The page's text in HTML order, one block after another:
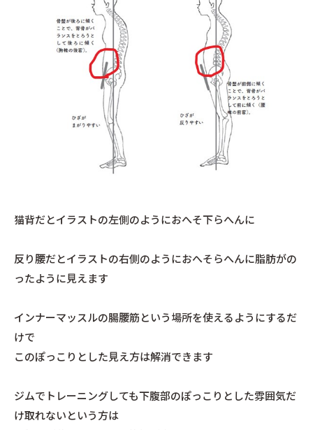
猫背だとイラストの左側のようにおへそ下らへんに
反り腰だとイラストの右側のようにおへそらへんに脂肪がの
ったように見えます
インナーマッスルの腸腰筋という場所を使えるようにするだ
けで
このぽっこりとした見え方は解消できます
ジムでトレーニングしても下腹部のぽっこりとした雰囲気だ
け取れないという方は